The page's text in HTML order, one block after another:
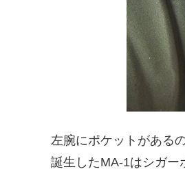
左腕にポケットがある
誕生したMA-1はシガー